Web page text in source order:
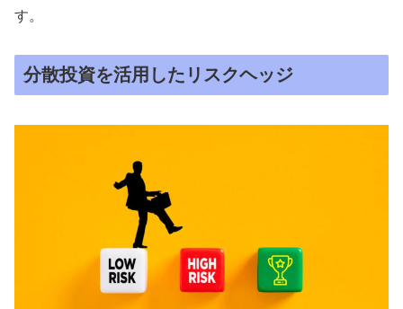
す。
分散投資を活⽤したリスクヘッジ